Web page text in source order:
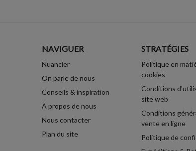
NAVIGUER
Nuancier
On parle de nous
Conseils & inspiration
À propos de nous
Nous contacter
Plan du site
STRATÉGIES
Politique en
cookies
Conditions
site web
Conditions
vente en ligne
Politique de